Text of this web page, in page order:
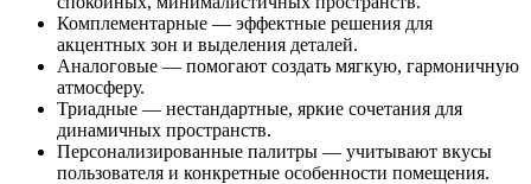
Комплементарные — эффектные решения для
акцентных зон и выделения деталей.
Аналоговые — помогают создать мягкую, гармоничную
атмосферу.
Триадные — нестандартные, яркие сочетания для
динамичных пространств.
Персонализированные палитры — учитывают вкусы
пользователя и конкретные особенности помещения.